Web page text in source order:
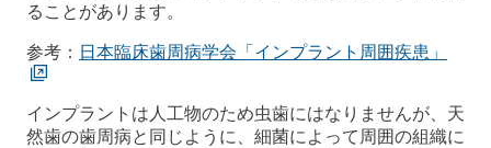
ることがあります。
参考： 日本臨床歯周病学会「インプラント周囲疾患」
インプラントは人工物のため虫歯にはなりませんが、天
然歯の歯周病と同じように、細菌によって周囲の組織に